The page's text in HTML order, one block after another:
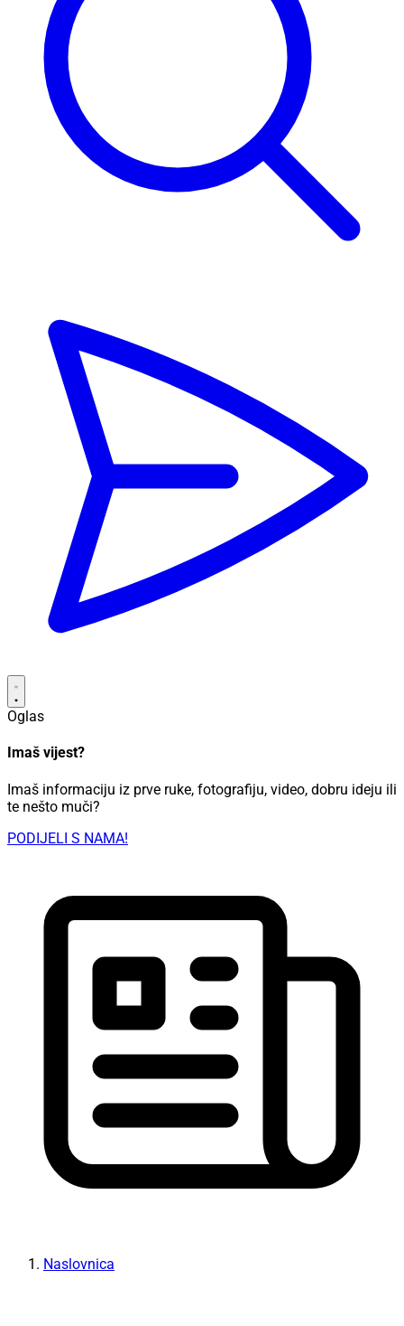
Oglas
Imaš vijest?
Imaš informaciju iz prve ruke, fotografiju, video, dobru ideju ili
te nešto muči?
PODIJELI S NAMA!
Naslovnica